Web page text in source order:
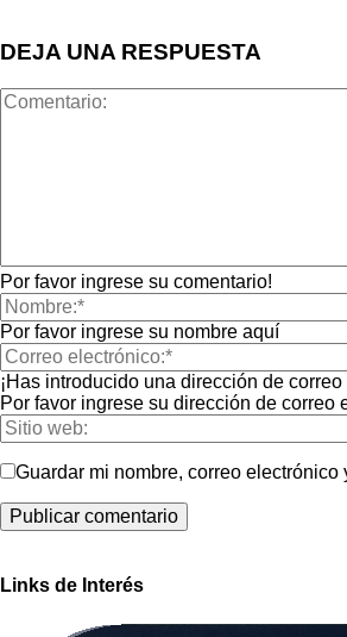
DEJA UNA RESPUESTA
Por favor ingrese su comentario!
Por favor ingrese su nombre aquí
¡Has introducido una dirección de
Por favor ingrese su dirección de correo
Guardar mi nombre, correo
Links de Interés